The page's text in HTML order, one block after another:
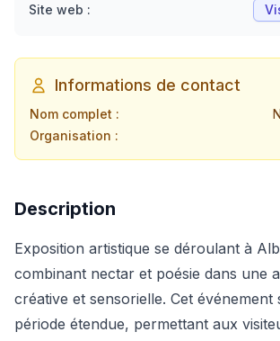
Site web :
Informations de contact
Nom complet :
Organisation :
Description
Exposition artistique se déroulant à
combinant nectar et poésie dans une
créative et sensorielle. Cet
période étendue, permettant aux